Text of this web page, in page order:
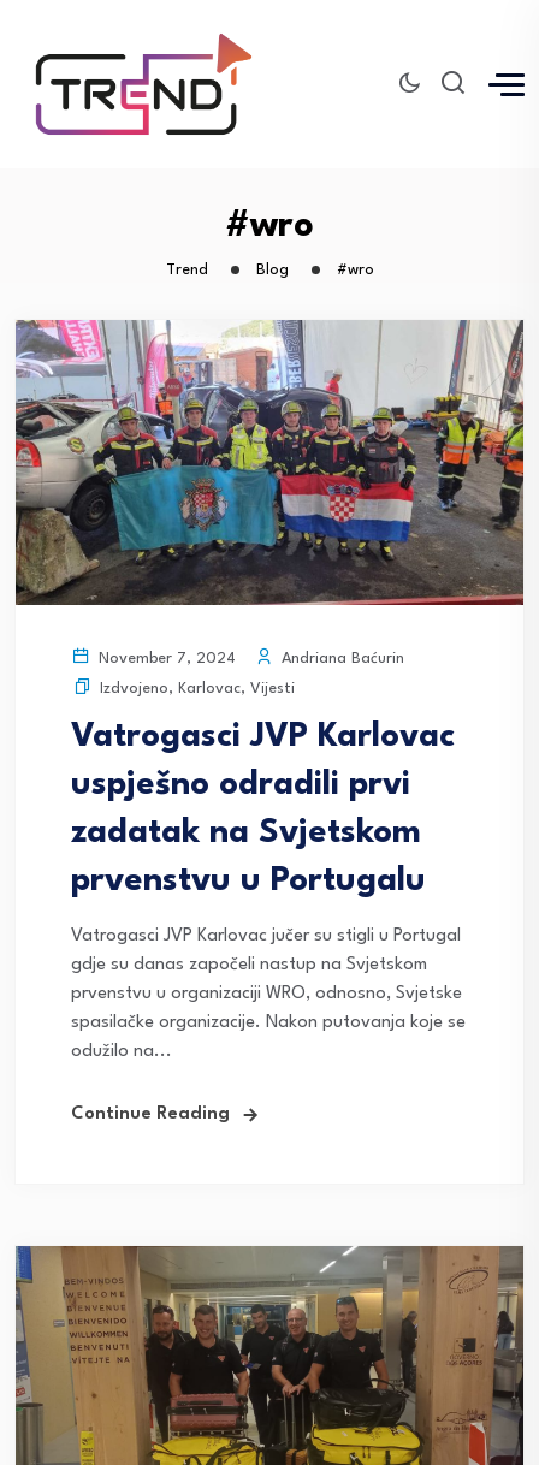
#wro
Trend Blog #wro
November 7, 2024
Andriana Baćurin
Izdvojeno, Karlovac, Vijesti
Vatrogasci JVP Karlovac
uspješno odradili prvi
zadatak na Svjetskom
prvenstvu u Portugalu
Vatrogasci JVP Karlovac jučer su stigli u Portugal
gdje su danas započeli nastup na Svjetskom
prvenstvu u organizaciji WRO, odnosno, Svjetske
spasilačke organizacije. Nakon putovanja koje se
odužilo na...
Continue Reading